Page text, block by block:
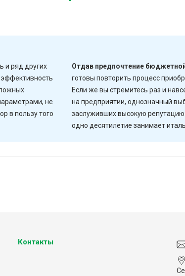
и ряд других
эффективность
не
в пользу того
Отдав предпочтение
готовы повторить процесс
Если же вы стремитесь раз и
на предприятии, однозначный
заслуживших высокую
одно десятилетие занимает
Контакты